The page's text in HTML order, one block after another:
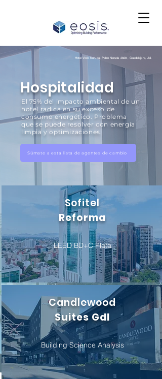
Hotel Voco Neruda. Pablo Neruda 2828 , Guadalajara, Jal.
Hospitalidad
El 75% del impacto ambiental de un
hotel radica en su exceso de
consumo energético. Problema
que se puede resolver con energía
limpia y optimizaciones.
Súmate a esta lista de agentes de cambio
Sofitel
Reforma
LEED BD+C Plata
Candlewood
Suites Gdl
Building Science Analysis